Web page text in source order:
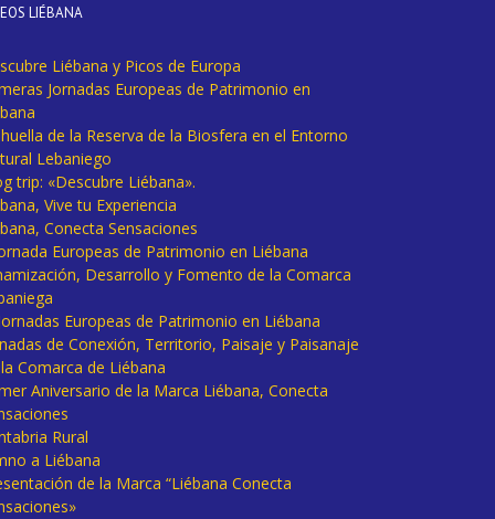
LIÉBANA
Liébana y Picos de Europa
Jornadas Europeas de Patrimonio en
de la Reserva de la Biosfera en el Entorno
Lebaniego
trip: «Descubre Liébana».
Vive tu Experiencia
Conecta Sensaciones
Europeas de Patrimonio en Liébana
Desarrollo y Fomento de la Comarca
Europeas de Patrimonio en Liébana
de Conexión, Territorio, Paisaje y Paisanaje
Comarca de Liébana
Aniversario de la Marca Liébana, Conecta
Rural
a Liébana
de la Marca “Liébana Conecta